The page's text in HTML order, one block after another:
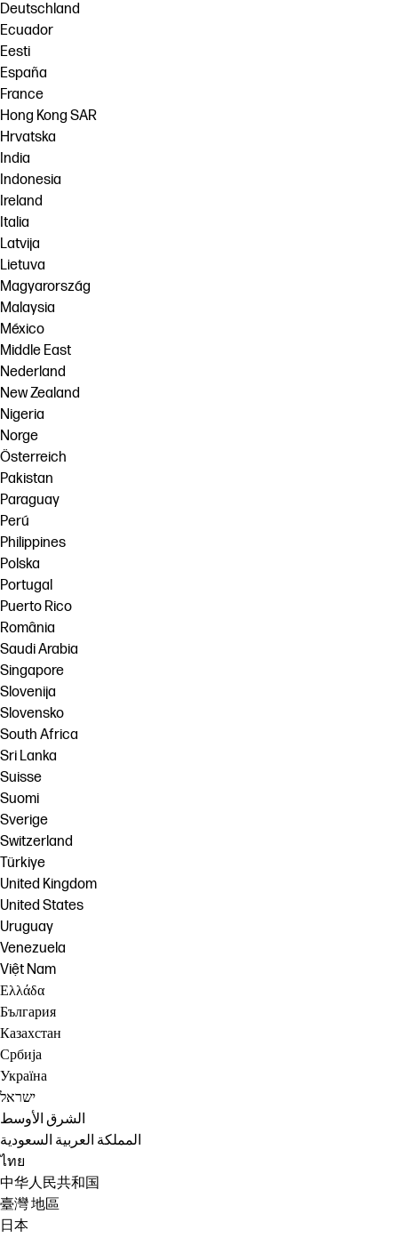
Deutschland
Ecuador
Eesti
España
France
Hong Kong SAR
Hrvatska
India
Indonesia
Ireland
Italia
Latvija
Lietuva
Magyarország
Malaysia
México
Middle East
Nederland
New Zealand
Nigeria
Norge
Österreich
Pakistan
Paraguay
Perú
Philippines
Polska
Portugal
Puerto Rico
România
Saudi Arabia
Singapore
Slovenija
Slovensko
South Africa
Sri Lanka
Suisse
Suomi
Sverige
Switzerland
Türkiye
United Kingdom
United States
Uruguay
Venezuela
Việt Nam
Ελλάδα
България
Казахстан
Србија
Україна
ישראל
الشرق الأوسط
المملكة العربية السعودية
ไทย
中华人民共和国
臺灣 地區
日本